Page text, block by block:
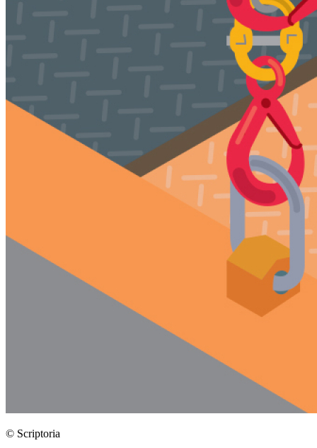
© Scriptoria